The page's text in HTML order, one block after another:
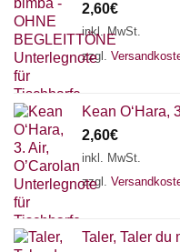
2,60€
inkl. MwSt.
zzgl.
Kean O‘Hara,
2,60€
inkl. MwSt.
zzgl.
Taler, Taler du